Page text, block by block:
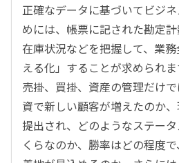
正確なデータに基づいてビジ
めには、帳票に記された勘定
在庫状況などを把握して、業
える化」することが求められま
売掛、買掛、資産の管理だけ
資で新しい顧客が増えたのか
提出され、どのようなステー
くらなのか、勝率はどの程度